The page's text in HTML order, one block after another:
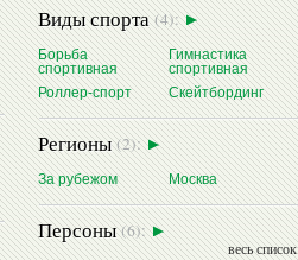
Виды спорта(4):
Борьба
спортивная
Гимнастика
спортивная
Роллер-спорт
Скейтбординг
Регионы(2):
За рубежом Москва
Персоны(6):
весь список